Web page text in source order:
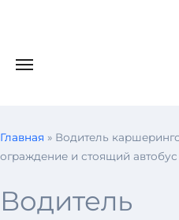
Главная » Водитель
ограждение и стоящий автобус
Водитель